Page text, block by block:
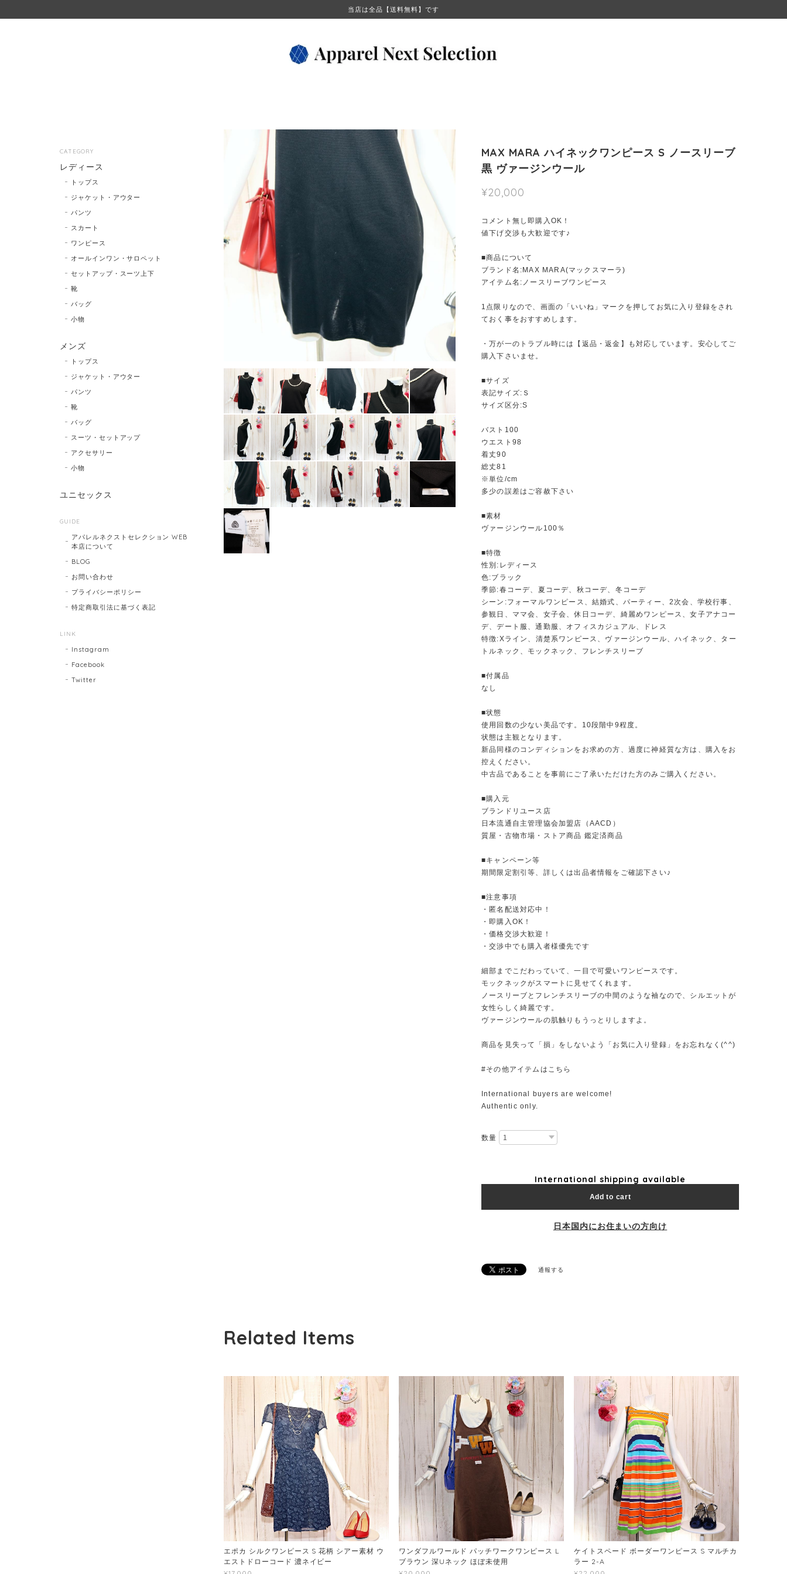
当店は全品【送料無料】です
MAX MARA ハイネックワンピース S ノースリーブ
黒 ヴァージンウール
¥20,000
コメント無し即購入OK！
値下げ交渉も大歓迎です♪
■商品について
ブランド名:MAX MARA(マックスマーラ)
アイテム名:ノースリーブワンピース
1点限りなので、画面の「いいね」マークを押してお気に入り登録をされ
ておく事をおすすめします。
・万が一のトラブル時には【返品・返金】も対応しています。安心してご
購入下さいませ。
■サイズ
表記サイズ:Ｓ
サイズ区分:S
バスト100
ウエスト98
着丈90
総丈81
※単位/cm
多少の誤差はご容赦下さい
■素材
ヴァージンウール100％
■特徴
性別:レディース
色:ブラック
季節:春コーデ、夏コーデ、秋コーデ、冬コーデ
シーン:フォーマルワンピース、結婚式、パーティー、2次会、学校行事、
参観日、ママ会、女子会、休日コーデ、綺麗めワンピース、女子アナコー
デ、デート服、通勤服、オフィスカジュアル、ドレス
特徴:Xライン、清楚系ワンピース、ヴァージンウール、ハイネック、ター
トルネック、モックネック、フレンチスリーブ
■付属品
なし
■状態
使用回数の少ない美品です。10段階中9程度。
状態は主観となります。
新品同様のコンディションをお求めの方、過度に神経質な方は、購入をお
控えください。
中古品であることを事前にご了承いただけた方のみご購入ください。
■購入元
ブランドリユース店
日本流通自主管理協会加盟店（AACD）
質屋・古物市場・ストア商品 鑑定済商品
■キャンペーン等
期間限定割引等、詳しくは出品者情報をご確認下さい♪
■注意事項
・匿名配送対応中！
・即購入OK！
・価格交渉大歓迎！
・交渉中でも購入者様優先です
細部までこだわっていて、一目で可愛いワンピースです。
モックネックがスマートに見せてくれます。
ノースリーブとフレンチスリーブの中間のような袖なので、シルエットが
女性らしく綺麗です。
ヴァージンウールの肌触りもうっとりしますよ。
商品を見失って「損」をしないよう「お気に入り登録」をお忘れなく(^^)
#その他アイテムはこちら
International buyers are welcome!
Authentic only.
数量
International shipping available
Add to cart
日本国内にお住まいの方向け
通報する
Related Items
エポカ シルクワンピース S 花柄 シアー素材 ウ
エストドローコード 濃ネイビー
ワンダフルワールド パッチワークワンピース L
ブラウン 深Uネック ほぼ未使用
ケイトスペード ボーダーワンピース S マルチカ
ラー 2-A
CATEGORY
レディース
トップス
ジャケット・アウター
パンツ
スカート
ワンピース
オールインワン・サロペット
セットアップ・スーツ上下
靴
バッグ
小物
メンズ
トップス
ジャケット・アウター
パンツ
靴
バッグ
スーツ・セットアップ
アクセサリー
小物
ユニセックス
GUIDE
アパレルネクストセレクション WEB
本店について
BLOG
お問い合わせ
プライバシーポリシー
特定商取引法に基づく表記
LINK
Instagram
Facebook
Twitter